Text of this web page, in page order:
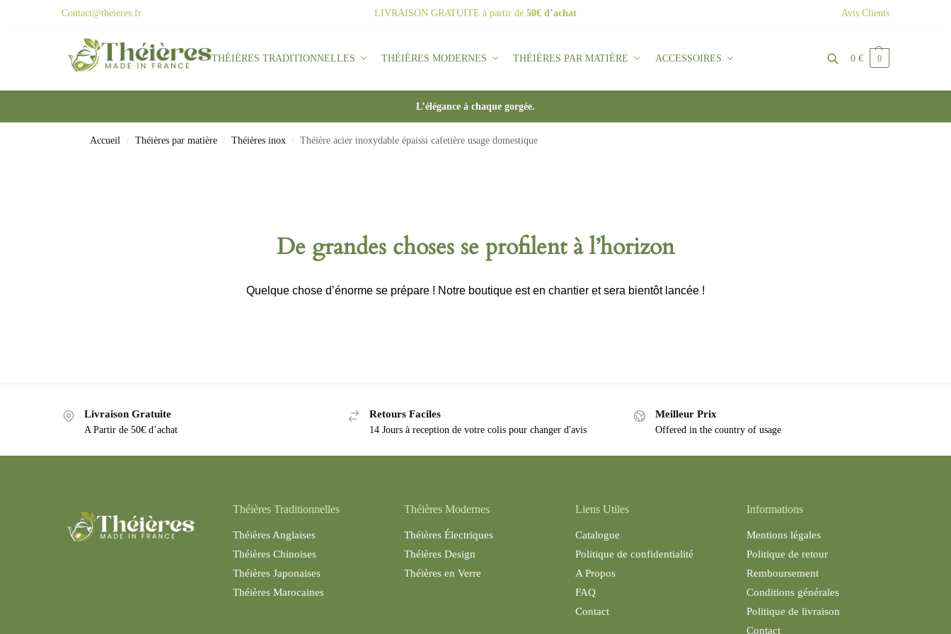
Contact@theieres.fr LIVRAISON GRATUITE à partir de 50€ d’achat Avis Clients
THÉIÈRES TRADITIONNELLES THÉIÈRES MODERNES THÉIÈRES PAR MATIÈRE ACCESSOIRES
Search
0 € 0
L’élégance à chaque gorgée.
Accueil / Théières par matière / Théières inox / Théière acier inoxydable épaissi cafetière usage domestique
De grandes choses se profilent à l’horizon
Quelque chose d’énorme se prépare ! Notre boutique est en chantier et sera bientôt lancée !
Livraison Gratuite
A Partir de 50€ d’achat
Retours Faciles
14 Jours à reception de votre colis pour changer d'avis
Meilleur Prix
Offered in the country of usage
Théières Traditionnelles
Théières Anglaises
Théières Chinoises
Théières Japonaises
Théières Marocaines
Théières Modernes
Théières Électriques
Théières Design
Théières en Verre
Liens Utiles
Catalogue
Politique de confidentialité
A Propos
FAQ
Contact
Informations
Mentions légales
Politique de retour
Remboursement
Conditions générales
Politique de livraison
Contact